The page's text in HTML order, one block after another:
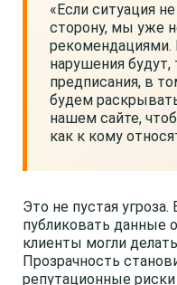
«Если ситуация
сторону, мы уже
нарушения будут,
предписания, в
будем
нашем сайте,
как к кому
Это не пустая
публиковать данные
клиенты могли
Прозрачность
репутационные